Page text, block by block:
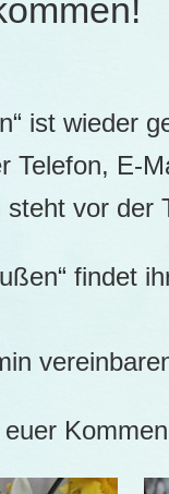
ist wieder
Telefon, E-
vor der
findet